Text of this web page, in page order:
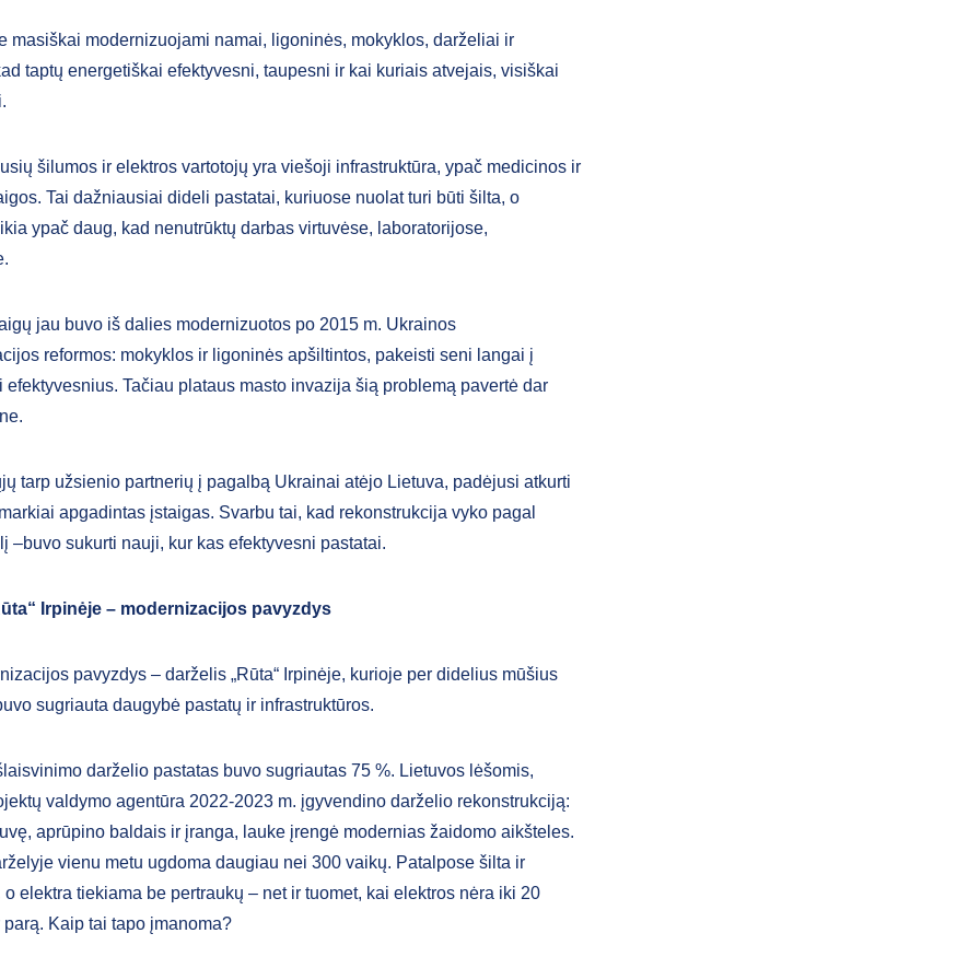
masiškai modernizuojami namai, ligoninės, mokyklos, darželiai ir
taptų energetiškai efektyvesni, taupesni ir kai kuriais atvejais, visiškai
šilumos ir elektros vartotojų yra viešoji infrastruktūra, ypač medicinos ir
Tai dažniausiai dideli pastatai, kuriuose nuolat turi būti šilta, o
ypač daug, kad nenutrūktų darbas virtuvėse, laboratorijose,
jau buvo iš dalies modernizuotos po 2015 m. Ukrainos
reformos: mokyklos ir ligoninės apšiltintos, pakeisti seni langai į
efektyvesnius. Tačiau plataus masto invazija šią problemą pavertė dar
tarp užsienio partnerių į pagalbą Ukrainai atėjo Lietuva, padėjusi atkurti
apgadintas įstaigas. Svarbu tai, kad rekonstrukcija vyko pagal
–buvo sukurti nauji, kur kas efektyvesni pastatai.
Irpinėje – modernizacijos pavyzdys
pavyzdys – darželis „Rūta“ Irpinėje, kurioje per didelius mūšius
sugriauta daugybė pastatų ir infrastruktūros.
darželio pastatas buvo sugriautas 75 %. Lietuvos lėšomis,
valdymo agentūra 2022-2023 m. įgyvendino darželio rekonstrukciją:
aprūpino baldais ir įranga, lauke įrengė modernias žaidomo aikšteles.
vienu metu ugdoma daugiau nei 300 vaikų. Patalpose šilta ir
o elektra tiekiama be pertraukų – net ir tuomet, kai elektros nėra iki 20
Kaip tai tapo įmanoma?